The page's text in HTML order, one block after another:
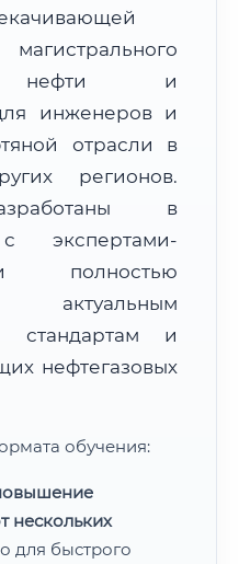
нефти и
инженеров и
отрасли в
регионов.
в
с экспертами-
полностью
актуальным
стандартам и
нефтегазовых
обучения:
нескольких
для быстрого